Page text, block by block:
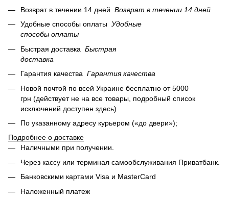
Возврат в течении 14 дней Возврат в течении 14 дней
Удобные способы оплаты Удобные
способы оплаты
Быстрая доставка Быстрая
доставка
Гарантия качества Гарантия качества
Новой почтой по всей Украине бесплатно от 5000
грн (действует не на все товары, подробный список
исключений доступен здесь)
По указанному адресу курьером («до двери»);
Подробнее о доставке
Наличными при получении.
Через кассу или терминал самообслуживания Приватбанк.
Банковскими картами Visa и MasterCard
Наложенный платеж